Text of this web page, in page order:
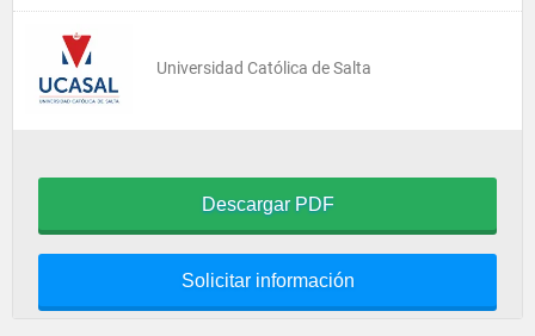
Universidad Católica de Salta
Descargar PDF
Solicitar información